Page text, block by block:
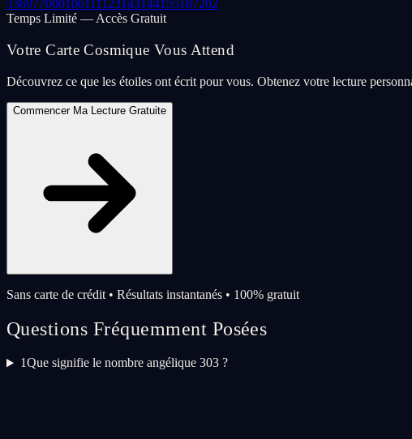
336977000106111123143144155187202
Temps Limité — Accès Gratuit
Votre Carte Cosmique Vous Attend
Découvrez ce que les étoiles ont écrit pour vous. Obtenez votre lecture
Commencer Ma Lecture Gratuite
Sans carte de crédit • Résultats instantanés • 100% gratuit
Questions Fréquemment Posées
1Que signifie le nombre angélique 303 ?